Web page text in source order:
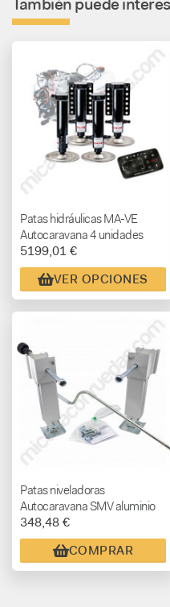
Patas hidráulicas MA-VE
Autocaravana 4 unidades
automáticas nivelantes
5199,01 €
VER OPCIONES
Patas niveladoras
Autocaravana SMV aluminio
ligero
348,48 €
COMPRAR